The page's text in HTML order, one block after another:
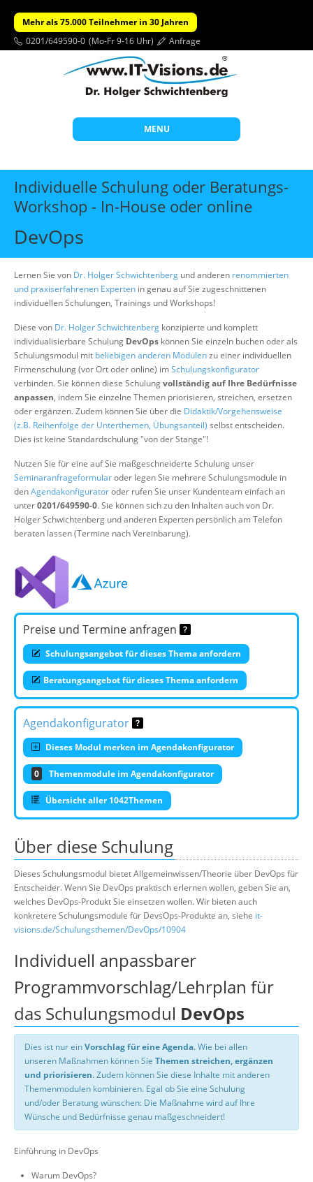
Mehr als 75.000 Teilnehmer in 30 Jahren
0201/649590-0 (Mo-Fr 9-16 Uhr) Anfrage
MENU
Start
Themen
Offene Seminare
Wissen
Über uns
Suche
Individuelle Schulung oder Beratungs-
Workshop - In-House oder online
DevOps
Lernen Sie von Dr. Holger Schwichtenberg und anderen renommierten
und praxiserfahrenen Experten in genau auf Sie zugeschnittenen
individuellen Schulungen, Trainings und Workshops!
Diese von Dr. Holger Schwichtenberg konzipierte und komplett
individualisierbare Schulung DevOps können Sie einzeln buchen oder als
Schulungsmodul mit beliebigen anderen Modulenzu einer individuellen
Firmenschulung (vor Ort oder online) imSchulungskonfigurator
verbinden. Sie können diese Schulungvollständig auf Ihre Bedürfnisse
anpassen, indem Sie einzelne Themen priorisieren, streichen, ersetzen
oder ergänzen. Zudem können Sie über die Didaktik/Vorgehensweise
(z.B. Reihenfolge der Unterthemen, Übungsanteil) selbst entscheiden.
Dies ist keine Standardschulung "von der Stange"!
Nutzen Sie für eine auf Sie maßgeschneiderte Schulung unser
Seminaranfrageformularoder legen Sie mehrere Schulungsmodule in
denAgendakonfiguratoroder rufen Sie unser Kundenteam einfach an
unter0201/649590-0. Sie können sich zu den Inhalten auch von Dr.
Holger Schwichtenberg und anderen Experten persönlich am Telefon
beraten lassen (Termine nach Vereinbarung).
Preise und Termine anfragen
Schulungsangebot für dieses Thema anfordern
Beratungsangebot für dieses Thema anfordern
Agendakonfigurator
Dieses Modul merken im Agendakonfigurator
0 Themenmodule im Agendakonfigurator
Übersicht aller 1042Themen
Über diese Schulung
Dieses Schulungsmodul bietet Allgemeinwissen/Theorie über DevOps für
Entscheider. Wenn Sie DevOps praktisch erlernen wollen, geben Sie an,
welches DevOps-Produkt Sie einsetzen wollen. Wir bieten auch
konkretere Schulungsmodule für DevsOps-Produkte an, siehe it-
visions.de/Schulungsthemen/DevOps/10904
Individuell anpassbarer
Programmvorschlag/Lehrplan für
das Schulungsmodul DevOps
Dies ist nur einVorschlag für eine Agenda. Wie bei allen
unseren Maßnahmen können Sie Themen streichen, ergänzen
und priorisieren. Zudem können Sie diese Inhalte mit anderen
Themenmodulen kombinieren. Egal ob Sie eine Schulung
und/oder Beratung wünschen: Die Maßnahme wird auf Ihre
Wünsche und Bedürfnisse genau maßgeschneidert!
Einführung in DevOps
Warum DevOps?